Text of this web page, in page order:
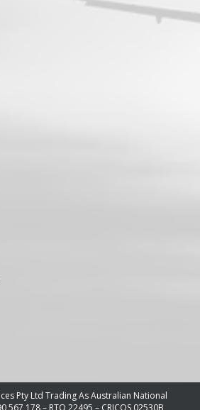
Pty Ltd Trading As Australian National
567 178 – RTO 22495 – CRICOS 02530B